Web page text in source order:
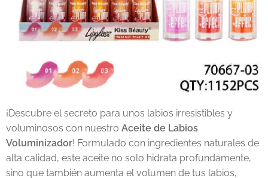
¡Descubre el secreto para unos labios irresistibles y
voluminosos con nuestro Aceite de Labios
Voluminizador! Formulado con ingredientes naturales de
alta calidad, este aceite no solo hidrata profundamente,
sino que también aumenta el volumen de tus labios,